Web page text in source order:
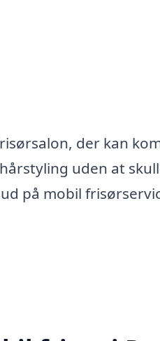
der kan
uden at
på mobil